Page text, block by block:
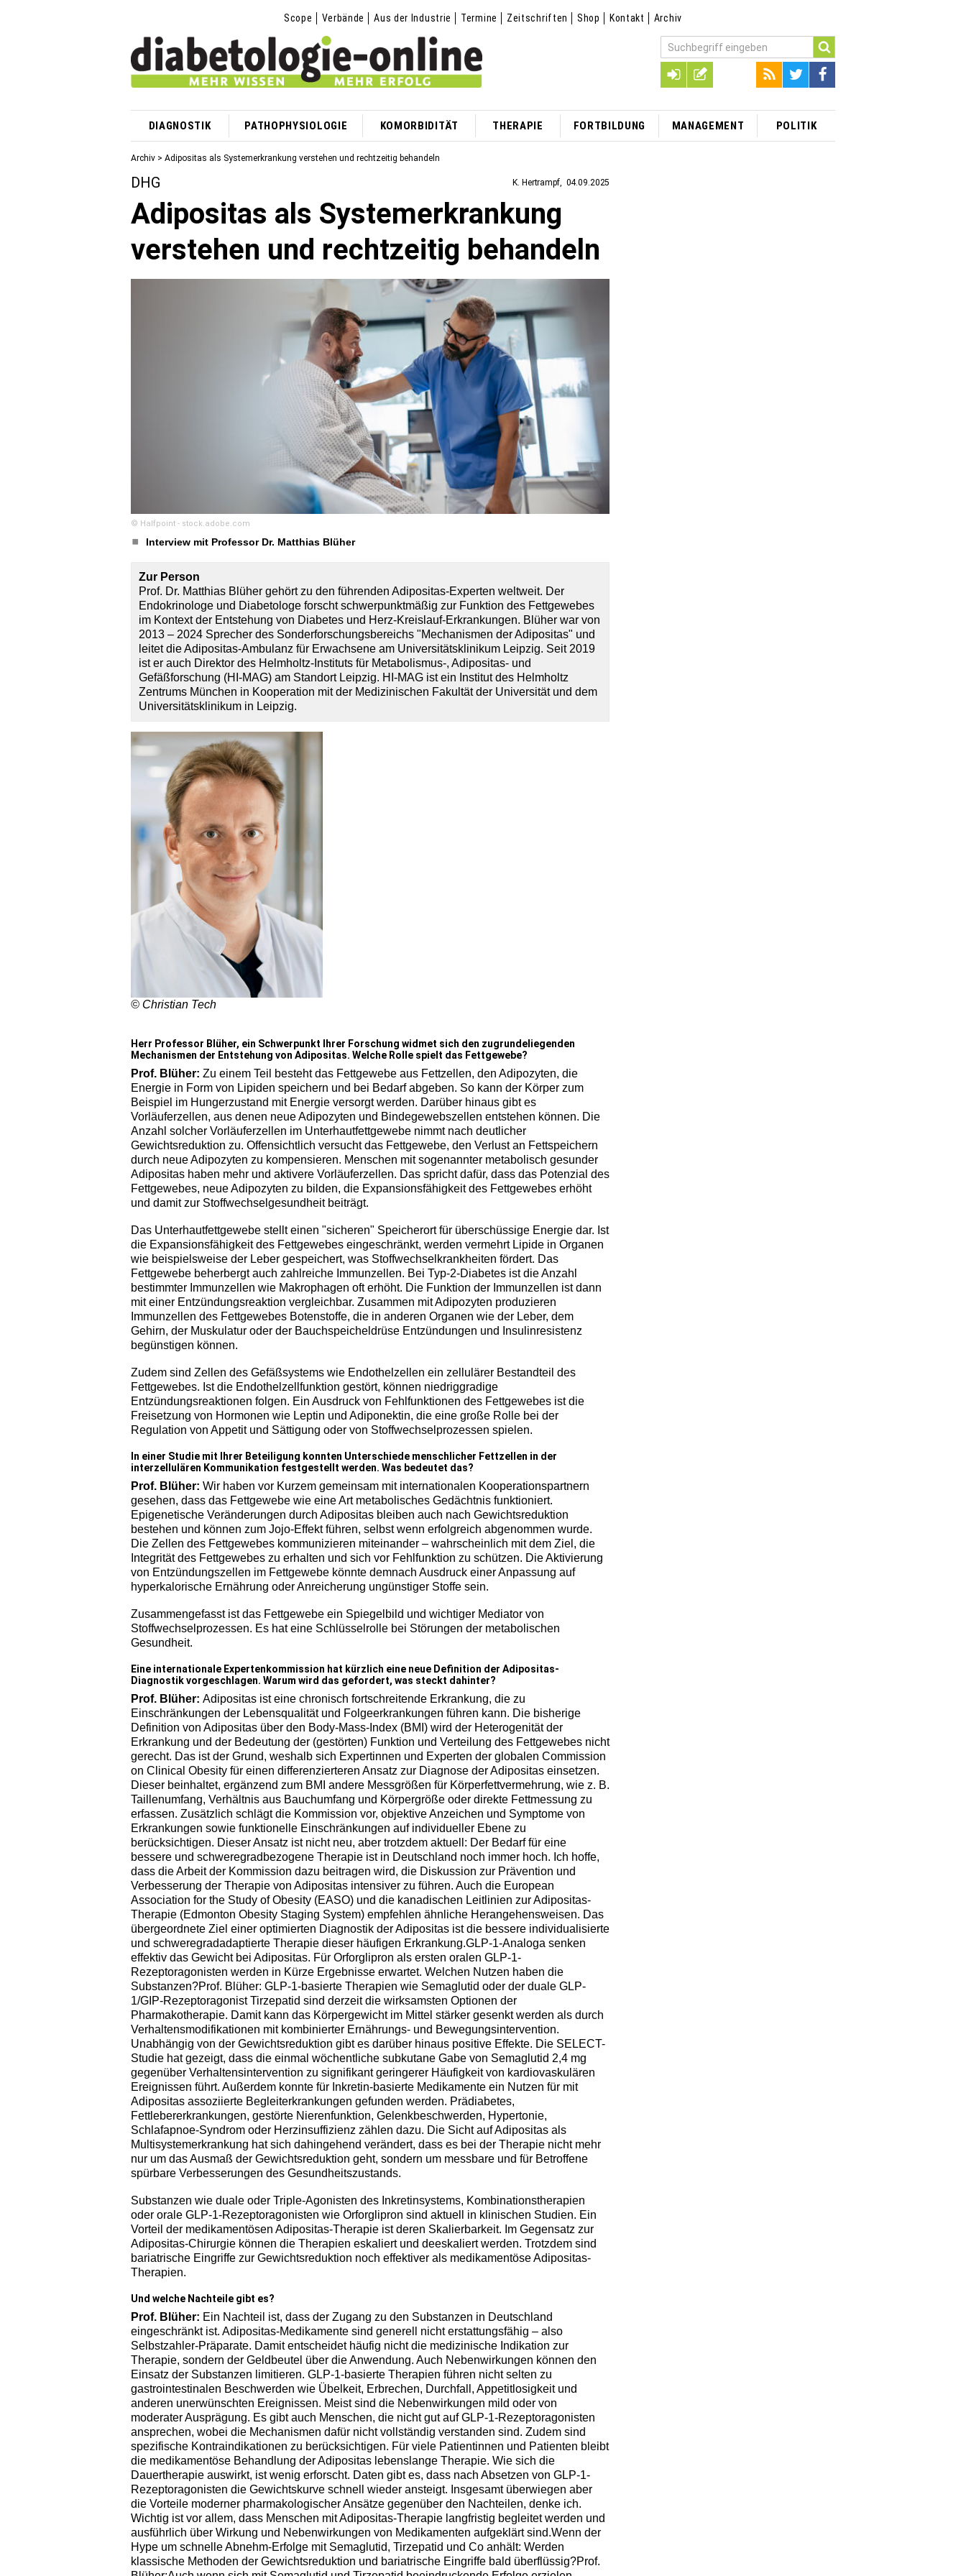
Scope Verbände Aus der Industrie Termine Zeitschriften Shop Kontakt Archiv
DIAGNOSTIK PATHOPHYSIOLOGIE KOMORBIDITÄT THERAPIE FORTBILDUNG MANAGEMENT POLITIK
Archiv > Adipositas als Systemerkrankung verstehen und rechtzeitig behandeln
DHG K. Hertrampf 04.09.2025
Adipositas als Systemerkrankung
verstehen und rechtzeitig behandeln
© Halfpoint - stock.adobe.com
Interview mit Professor Dr. Matthias Blüher
Zur Person
Prof. Dr. Matthias Blüher gehört zu den führenden Adipositas-Experten weltweit. Der
Endokrinologe und Diabetologe forscht schwerpunktmäßig zur Funktion des Fettgewebes
im Kontext der Entstehung von Diabetes und Herz-Kreislauf-Erkrankungen. Blüher war von
2013 – 2024 Sprecher des Sonderforschungsbereichs "Mechanismen der Adipositas" und
leitet die Adipositas-Ambulanz für Erwachsene am Universitätsklinikum Leipzig. Seit 2019
ist er auch Direktor des Helmholtz-Instituts für Metabolismus-, Adipositas- und
Gefäßforschung (HI-MAG) am Standort Leipzig. HI-MAG ist ein Institut des Helmholtz
Zentrums München in Kooperation mit der Medizinischen Fakultät der Universität und dem
Universitätsklinikum in Leipzig.
© Christian Tech
Herr Professor Blüher, ein Schwerpunkt Ihrer Forschung widmet sich den zugrundeliegenden
Mechanismen der Entstehung von Adipositas. Welche Rolle spielt das Fettgewebe?
Prof. Blüher: Zu einem Teil besteht das Fettgewebe aus Fettzellen, den Adipozyten, die
Energie in Form von Lipiden speichern und bei Bedarf abgeben. So kann der Körper zum
Beispiel im Hungerzustand mit Energie versorgt werden. Darüber hinaus gibt es
Vorläuferzellen, aus denen neue Adipozyten und Bindegewebszellen entstehen können. Die
Anzahl solcher Vorläuferzellen im Unterhautfettgewebe nimmt nach deutlicher
Gewichtsreduktion zu. Offensichtlich versucht das Fettgewebe, den Verlust an Fettspeichern
durch neue Adipozyten zu kompensieren. Menschen mit sogenannter metabolisch gesunder
Adipositas haben mehr und aktivere Vorläuferzellen. Das spricht dafür, dass das Potenzial des
Fettgewebes, neue Adipozyten zu bilden, die Expansionsfähigkeit des Fettgewebes erhöht
und damit zur Stoffwechselgesundheit beiträgt.
Das Unterhautfettgewebe stellt einen "sicheren" Speicherort für überschüssige Energie dar. Ist
die Expansionsfähigkeit des Fettgewebes eingeschränkt, werden vermehrt Lipide in Organen
wie beispielsweise der Leber gespeichert, was Stoffwechselkrankheiten fördert. Das
Fettgewebe beherbergt auch zahlreiche Immunzellen. Bei Typ-2-Diabetes ist die Anzahl
bestimmter Immunzellen wie Makrophagen oft erhöht. Die Funktion der Immunzellen ist dann
mit einer Entzündungsreaktion vergleichbar. Zusammen mit Adipozyten produzieren
Immunzellen des Fettgewebes Botenstoffe, die in anderen Organen wie der Leber, dem
Gehirn, der Muskulatur oder der Bauchspeicheldrüse Entzündungen und Insulinresistenz
begünstigen können.
Zudem sind Zellen des Gefäßsystems wie Endothelzellen ein zellulärer Bestandteil des
Fettgewebes. Ist die Endothelzellfunktion gestört, können niedriggradige
Entzündungsreaktionen folgen. Ein Ausdruck von Fehlfunktionen des Fettgewebes ist die
Freisetzung von Hormonen wie Leptin und Adiponektin, die eine große Rolle bei der
Regulation von Appetit und Sättigung oder von Stoffwechselprozessen spielen.
In einer Studie mit Ihrer Beteiligung konnten Unterschiede menschlicher Fettzellen in der
interzellulären Kommunikation festgestellt werden. Was bedeutet das?
Prof. Blüher: Wir haben vor Kurzem gemeinsam mit internationalen Kooperationspartnern
gesehen, dass das Fettgewebe wie eine Art metabolisches Gedächtnis funktioniert.
Epigenetische Veränderungen durch Adipositas bleiben auch nach Gewichtsreduktion
bestehen und können zum Jojo-Effekt führen, selbst wenn erfolgreich abgenommen wurde.
Die Zellen des Fettgewebes kommunizieren miteinander – wahrscheinlich mit dem Ziel, die
Integrität des Fettgewebes zu erhalten und sich vor Fehlfunktion zu schützen. Die Aktivierung
von Entzündungszellen im Fettgewebe könnte demnach Ausdruck einer Anpassung auf
hyperkalorische Ernährung oder Anreicherung ungünstiger Stoffe sein.
Zusammengefasst ist das Fettgewebe ein Spiegelbild und wichtiger Mediator von
Stoffwechselprozessen. Es hat eine Schlüsselrolle bei Störungen der metabolischen
Gesundheit.
Eine internationale Expertenkommission hat kürzlich eine neue Definition der Adipositas-
Diagnostik vorgeschlagen. Warum wird das gefordert, was steckt dahinter?
Prof. Blüher: Adipositas ist eine chronisch fortschreitende Erkrankung, die zu
Einschränkungen der Lebensqualität und Folgeerkrankungen führen kann. Die bisherige
Definition von Adipositas über den Body-Mass-Index (BMI) wird der Heterogenität der
Erkrankung und der Bedeutung der (gestörten) Funktion und Verteilung des Fettgewebes nicht
gerecht. Das ist der Grund, weshalb sich Expertinnen und Experten der globalen Commission
on Clinical Obesity für einen differenzierteren Ansatz zur Diagnose der Adipositas einsetzen.
Dieser beinhaltet, ergänzend zum BMI andere Messgrößen für Körperfettvermehrung, wie z. B.
Taillenumfang, Verhältnis aus Bauchumfang und Körpergröße oder direkte Fettmessung zu
erfassen. Zusätzlich schlägt die Kommission vor, objektive Anzeichen und Symptome von
Erkrankungen sowie funktionelle Einschränkungen auf individueller Ebene zu
berücksichtigen. Dieser Ansatz ist nicht neu, aber trotzdem aktuell: Der Bedarf für eine
bessere und schweregradbezogene Therapie ist in Deutschland noch immer hoch. Ich hoffe,
dass die Arbeit der Kommission dazu beitragen wird, die Diskussion zur Prävention und
Verbesserung der Therapie von Adipositas intensiver zu führen. Auch die European
Association for the Study of Obesity (EASO) und die kanadischen Leitlinien zur Adipositas-
Therapie (Edmonton Obesity Staging System) empfehlen ähnliche Herangehensweisen. Das
übergeordnete Ziel einer optimierten Diagnostik der Adipositas ist die bessere individualisierte
und schweregradadaptierte Therapie dieser häufigen Erkrankung.GLP-1-Analoga senken
effektiv das Gewicht bei Adipositas. Für Orforglipron als ersten oralen GLP-1-
Rezeptoragonisten werden in Kürze Ergebnisse erwartet. Welchen Nutzen haben die
Substanzen?Prof. Blüher: GLP-1-basierte Therapien wie Semaglutid oder der duale GLP-
1/GIP-Rezeptoragonist Tirzepatid sind derzeit die wirksamsten Optionen der
Pharmakotherapie. Damit kann das Körpergewicht im Mittel stärker gesenkt werden als durch
Verhaltensmodifikationen mit kombinierter Ernährungs- und Bewegungsintervention.
Unabhängig von der Gewichtsreduktion gibt es darüber hinaus positive Effekte. Die SELECT-
Studie hat gezeigt, dass die einmal wöchentliche subkutane Gabe von Semaglutid 2,4 mg
gegenüber Verhaltensintervention zu signifikant geringerer Häufigkeit von kardiovaskulären
Ereignissen führt. Außerdem konnte für Inkretin-basierte Medikamente ein Nutzen für mit
Adipositas assoziierte Begleiterkrankungen gefunden werden. Prädiabetes,
Fettlebererkrankungen, gestörte Nierenfunktion, Gelenkbeschwerden, Hypertonie,
Schlafapnoe-Syndrom oder Herzinsuffizienz zählen dazu. Die Sicht auf Adipositas als
Multisystemerkrankung hat sich dahingehend verändert, dass es bei der Therapie nicht mehr
nur um das Ausmaß der Gewichtsreduktion geht, sondern um messbare und für Betroffene
spürbare Verbesserungen des Gesundheitszustands.
Substanzen wie duale oder Triple-Agonisten des Inkretinsystems, Kombinationstherapien
oder orale GLP-1-Rezeptoragonisten wie Orforglipron sind aktuell in klinischen Studien. Ein
Vorteil der medikamentösen Adipositas-Therapie ist deren Skalierbarkeit. Im Gegensatz zur
Adipositas-Chirurgie können die Therapien eskaliert und deeskaliert werden. Trotzdem sind
bariatrische Eingriffe zur Gewichtsreduktion noch effektiver als medikamentöse Adipositas-
Therapien.
Und welche Nachteile gibt es?
Prof. Blüher: Ein Nachteil ist, dass der Zugang zu den Substanzen in Deutschland
eingeschränkt ist. Adipositas-Medikamente sind generell nicht erstattungsfähig – also
Selbstzahler-Präparate. Damit entscheidet häufig nicht die medizinische Indikation zur
Therapie, sondern der Geldbeutel über die Anwendung. Auch Nebenwirkungen können den
Einsatz der Substanzen limitieren. GLP-1-basierte Therapien führen nicht selten zu
gastrointestinalen Beschwerden wie Übelkeit, Erbrechen, Durchfall, Appetitlosigkeit und
anderen unerwünschten Ereignissen. Meist sind die Nebenwirkungen mild oder von
moderater Ausprägung. Es gibt auch Menschen, die nicht gut auf GLP-1-Rezeptoragonisten
ansprechen, wobei die Mechanismen dafür nicht vollständig verstanden sind. Zudem sind
spezifische Kontraindikationen zu berücksichtigen. Für viele Patientinnen und Patienten bleibt
die medikamentöse Behandlung der Adipositas lebenslange Therapie. Wie sich die
Dauertherapie auswirkt, ist wenig erforscht. Daten gibt es, dass nach Absetzen von GLP-1-
Rezeptoragonisten die Gewichtskurve schnell wieder ansteigt. Insgesamt überwiegen aber
die Vorteile moderner pharmakologischer Ansätze gegenüber den Nachteilen, denke ich.
Wichtig ist vor allem, dass Menschen mit Adipositas-Therapie langfristig begleitet werden und
ausführlich über Wirkung und Nebenwirkungen von Medikamenten aufgeklärt sind.Wenn der
Hype um schnelle Abnehm-Erfolge mit Semaglutid, Tirzepatid und Co anhält: Werden
klassische Methoden der Gewichtsreduktion und bariatrische Eingriffe bald überflüssig?Prof.